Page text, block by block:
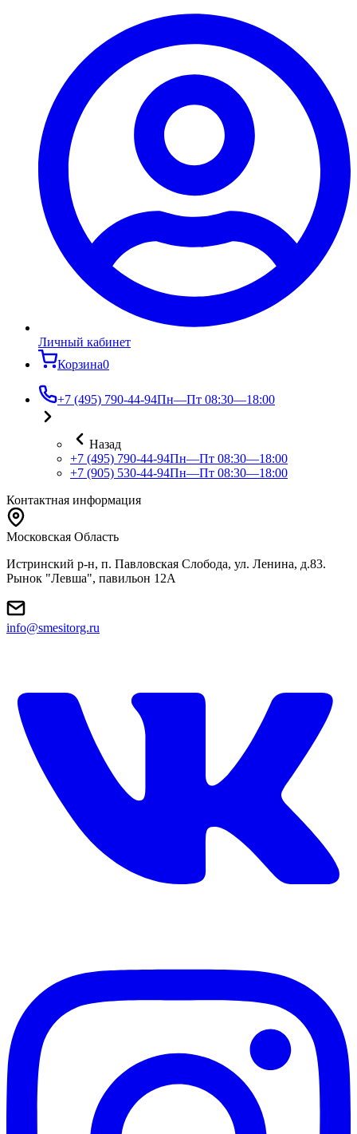
Личный кабинет
Корзина0
+7 (495) 790-44-94Пн—Пт 08:30—18:00
Назад
+7 (495) 790-44-94Пн—Пт 08:30—18:00
+7 (905) 530-44-94Пн—Пт 08:30—18:00
Контактная информация
Московская Область
Истринский р-н, п. Павловская Слобода, ул. Ленина, д.83.
Рынок "Левша", павильон 12A
info@smesitorg.ru